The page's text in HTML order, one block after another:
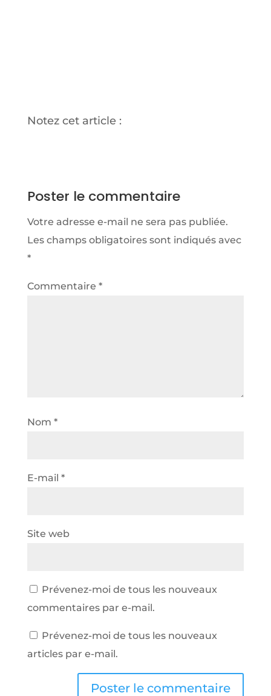
Notez cet article :
Poster le commentaire
Votre adresse e-mail ne sera pas publiée.
Les champs obligatoires sont indiqués avec
*
Commentaire *
Nom *
E-mail *
Site web
Prévenez-moi de tous les nouveaux
commentaires par e-mail.
Prévenez-moi de tous les nouveaux
articles par e-mail.